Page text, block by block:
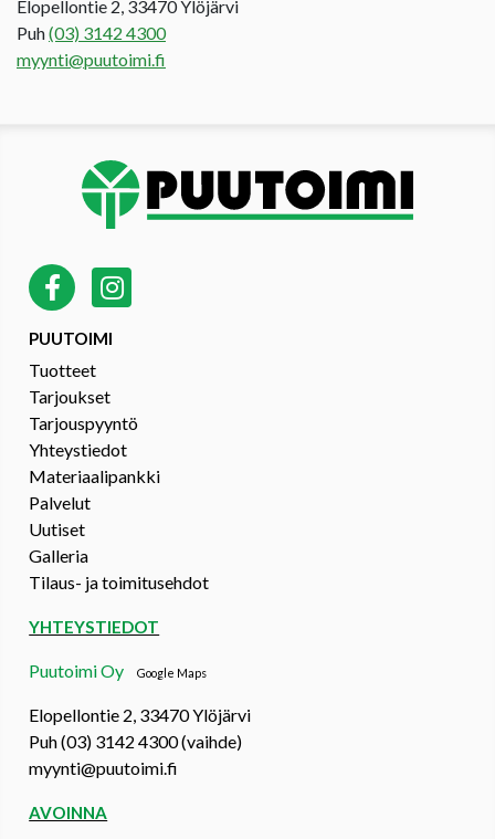
Elopellontie 2, 33470 Ylöjärvi
Puh(03) 3142 4300
myynti@puutoimi.fi
PUUTOIMI
Tuotteet
Tarjoukset
Tarjouspyyntö
Yhteystiedot
Materiaalipankki
Palvelut
Uutiset
Galleria
Tilaus- ja toimitusehdot
YHTEYSTIEDOT
Puutoimi OyGoogle Maps
Elopellontie 2, 33470 Ylöjärvi
Puh (03) 3142 4300 (vaihde)
myynti@puutoimi.fi
AVOINNA